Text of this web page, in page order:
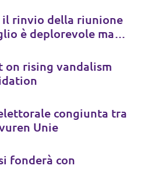
il rinvio della riunione
è deplorevole ma
on rising vandalism
congiunta tra
Unie
fonderà con